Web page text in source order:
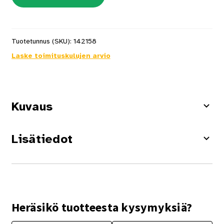
Tuotetunnus (SKU): 142158
Laske toimituskulujen arvio
Kuvaus
Lisätiedot
Heräsikö tuotteesta kysymyksiä?